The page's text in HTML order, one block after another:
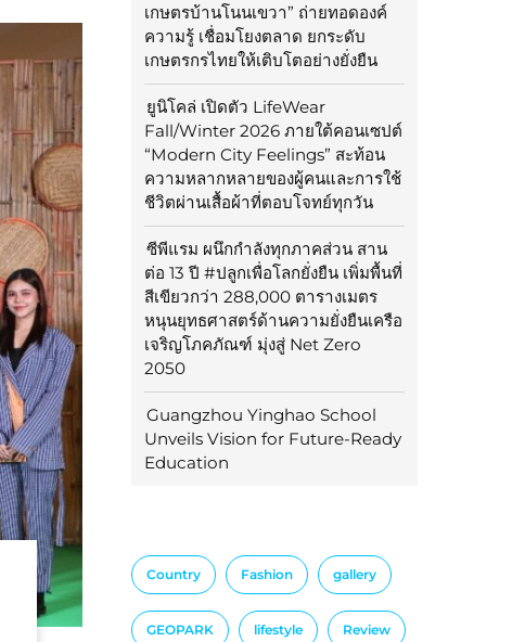
เกษตรบ้านโนนเขวา” ถ่ายทอดองค์
ความรู้ เชื่อมโยงตลาด ยกระดับ
เกษตรกรไทยให้เติบโตอย่างยั่งยืน
ยูนิโคล่ เปิดตัว LifeWear
Fall/Winter 2026 ภายใต้คอนเซปต์
“Modern City Feelings” สะท้อน
ความหลากหลายของผู้คนและการใช้
ชีวิตผ่านเสื้อผ้าที่ตอบโจทย์ทุกวัน
ซีพีแรม ผนึกกำลังทุกภาคส่วน สาน
ต่อ 13 ปี #ปลูกเพื่อโลกยั่งยืน เพิ่มพื้นที่
สีเขียวกว่า 288,000 ตารางเมตร
หนุนยุทธศาสตร์ด้านความยั่งยืนเครือ
เจริญโภคภัณฑ์ มุ่งสู่ Net Zero
2050
Guangzhou Yinghao School
Unveils Vision for Future-Ready
Education
Country Fashion gallery
GEOPARK lifestyle Review